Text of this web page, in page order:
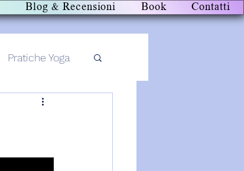
Blog & Recensioni Book Contatti
Pratiche Yoga